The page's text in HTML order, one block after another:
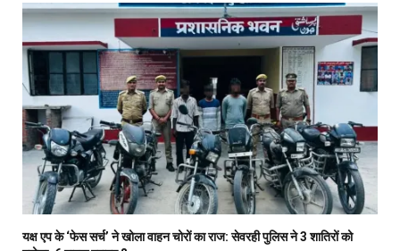
यक्ष एप के ‘फेस सर्च’ ने खोला वाहन चोरों का राज: सेवरही पुलिस ने 3 शातिरों को